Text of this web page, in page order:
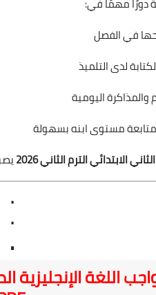
دورًا مهمًا في:
في الفصل
لدى التلميذ
والمذاكرة اليومية
مستوى ابنه بسهولة
الابتدائي الترم الثاني 2026
.
.
.